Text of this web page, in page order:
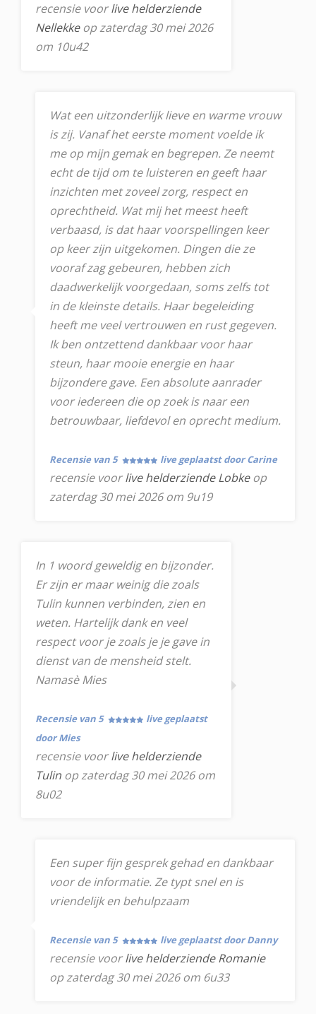
recensie voorlive helderziende
Nellekkeop zaterdag 30 mei 2026
om 10u42
Wat een uitzonderlijk lieve en warme vrouw
is zij. Vanaf het eerste moment voelde ik
me op mijn gemak en begrepen. Ze neemt
echt de tijd om te luisteren en geeft haar
inzichten met zoveel zorg, respect en
oprechtheid. Wat mij het meest heeft
verbaasd, is dat haar voorspellingen keer
op keer zijn uitgekomen. Dingen die ze
vooraf zag gebeuren, hebben zich
daadwerkelijk voorgedaan, soms zelfs tot
in de kleinste details. Haar begeleiding
heeft me veel vertrouwen en rust gegeven.
Ik ben ontzettend dankbaar voor haar
steun, haar mooie energie en haar
bijzondere gave. Een absolute aanrader
voor iedereen die op zoek is naar een
betrouwbaar, liefdevol en oprecht medium.
Recensie van 5 live geplaatst door Carine
recensie voorlive helderziende Lobkeop
zaterdag 30 mei 2026 om 9u19
In 1 woord geweldig en bijzonder.
Er zijn er maar weinig die zoals
Tulin kunnen verbinden, zien en
weten. Hartelijk dank en veel
respect voor je zoals je je gave in
dienst van de mensheid stelt.
Namasè Mies
Recensie van 5
live geplaatst
door Mies
recensie voorlive helderziende
Tulin op zaterdag 30 mei 2026 om
8u02
Een super fijn gesprek gehad en dankbaar
voor de informatie. Ze typt snel en is
vriendelijk en behulpzaam
Recensie van 5 live geplaatst door Danny
recensie voorlive helderziende Romanie
op zaterdag 30 mei 2026 om 6u33